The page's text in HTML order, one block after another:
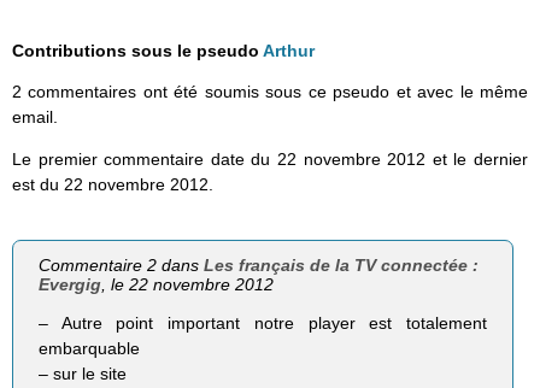
Contributions sous le pseudo Arthur
2 commentaires ont été soumis sous ce pseudo et avec le même
email.
Le premier commentaire date du 22 novembre 2012 et le dernier
est du 22 novembre 2012.
Commentaire 2 dansLes français de la TV connectée :
Evergig, le 22 novembre 2012
– Autre point important notre player est totalement
embarquable
– sur le site